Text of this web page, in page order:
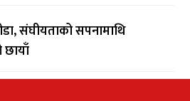
संघीयताको सपनामाथि